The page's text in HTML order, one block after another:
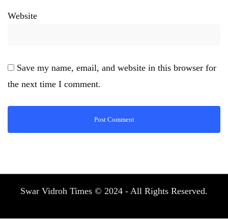
Website
Save my name, email, and website in this browser for
the next time I comment.
Swar Vidroh Times © 2024 - All Rights Reserved.